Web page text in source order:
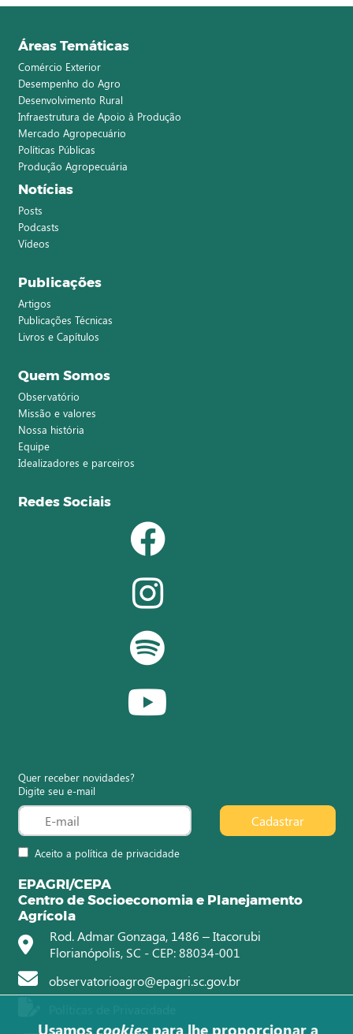
Áreas Temáticas
Comércio Exterior
Desempenho do Agro
Desenvolvimento Rural
Infraestrutura de Apoio à Produção
Mercado Agropecuário
Políticas Públicas
Produção Agropecuária
Notícias
Posts
Podcasts
Vídeos
Publicações
Artigos
Publicações Técnicas
Livros e Capítulos
Quem Somos
Observatório
Missão e valores
Nossa história
Equipe
Idealizadores e parceiros
Redes Sociais
Quer receber novidades?
Digite seu e-mail
Aceito a política de privacidade
Cadastrar
EPAGRI/CEPA
Centro de Socioeconomia e Planejamento
Agrícola
Rod. Admar Gonzaga, 1486 – Itacorubi
Florianópolis, SC - CEP: 88034-001
observatorioagro@epagri.sc.gov.br
Usamos cookies para lhe proporcionar a